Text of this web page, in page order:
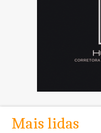
Mais lidas